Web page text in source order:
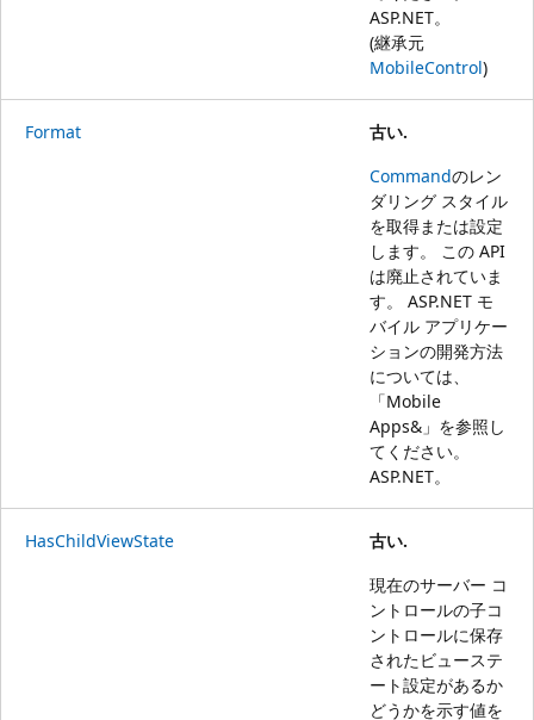
ASP.NET。
(継承元
MobileControl)
Format
古い.
Commandのレン
ダリング スタイル
を取得または設定
します。 この API
は廃止されていま
す。 ASP.NET モ
バイル アプリケー
ションの開発方法
については、
「Mobile
Apps&」を参照し
てください。
ASP.NET。
HasChildViewState
古い.
現在のサーバー コ
ントロールの子コ
ントロールに保存
されたビューステ
ート設定があるか
どうかを示す値を